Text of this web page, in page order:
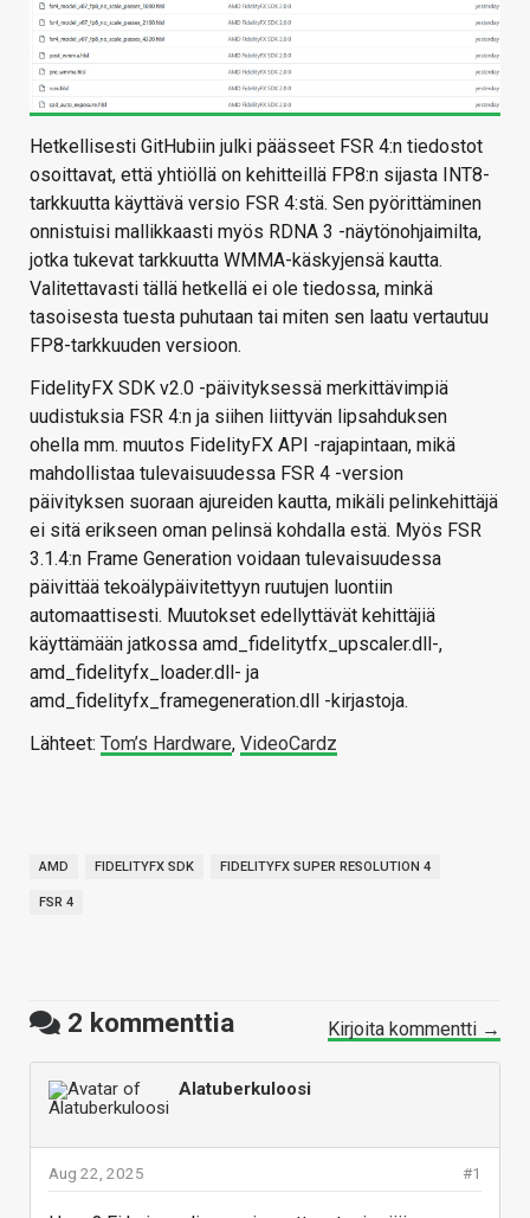
Hetkellisesti GitHubiin julki päässeet FSR 4:n tiedostot
osoittavat, että yhtiöllä on kehitteillä FP8:n sijasta INT8-
tarkkuutta käyttävä versio FSR 4:stä. Sen pyörittäminen
onnistuisi mallikkaasti myös RDNA 3 -näytönohjaimilta,
jotka tukevat tarkkuutta WMMA-käskyjensä kautta.
Valitettavasti tällä hetkellä ei ole tiedossa, minkä
tasoisesta tuesta puhutaan tai miten sen laatu vertautuu
FP8-tarkkuuden versioon.
FidelityFX SDK v2.0 -päivityksessä merkittävimpiä
uudistuksia FSR 4:n ja siihen liittyvän lipsahduksen
ohella mm. muutos FidelityFX API -rajapintaan, mikä
mahdollistaa tulevaisuudessa FSR 4 -version
päivityksen suoraan ajureiden kautta, mikäli pelinkehittäjä
ei sitä erikseen oman pelinsä kohdalla estä. Myös FSR
3.1.4:n Frame Generation voidaan tulevaisuudessa
päivittää tekoälypäivitettyyn ruutujen luontiin
automaattisesti. Muutokset edellyttävät kehittäjiä
käyttämään jatkossa amd_fidelitytfx_upscaler.dll-,
amd_fidelityfx_loader.dll- ja
amd_fidelityfx_framegeneration.dll -kirjastoja.
Lähteet: Tom’s Hardware, VideoCardz
AMD FIDELITYFX SDK FIDELITYFX SUPER RESOLUTION 4
FSR 4
2 kommenttia Kirjoita kommentti →
Alatuberkuloosi
#1
Aug 22, 2025